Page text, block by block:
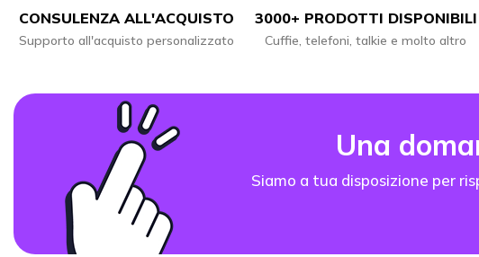
CONSULENZA ALL'ACQUISTO
Supporto all'acquisto personalizzato
3000+ PRODOTTI DISPONIBILI
Cuffie, telefoni, talkie e molto altro
Una
Siamo a tua disposizione per